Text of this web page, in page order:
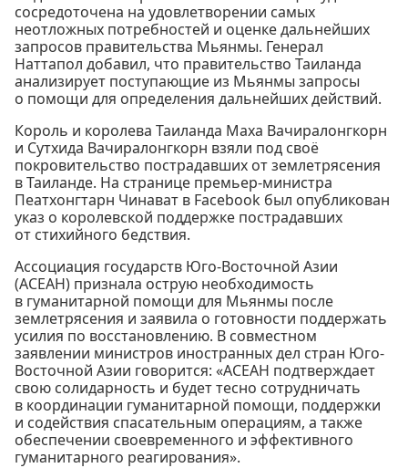
сосредоточена на удовлетворении самых
неотложных потребностей и оценке дальнейших
запросов правительства Мьянмы. Генерал
Наттапол добавил, что правительство Таиланда
анализирует поступающие из Мьянмы запросы
о помощи для определения дальнейших действий.
Король и королева Таиланда Маха Вачиралонгкорн
и Сутхида Вачиралонгкорн взяли под своё
покровительство пострадавших от землетрясения
в Таиланде. На странице премьер-министра
Пеатхонгтарн Чинават в Facebook был опубликован
указ о королевской поддержке пострадавших
от стихийного бедствия.
Ассоциация государств Юго-Восточной Азии
(АСЕАН) признала острую необходимость
в гуманитарной помощи для Мьянмы после
землетрясения и заявила о готовности поддержать
усилия по восстановлению. В совместном
заявлении министров иностранных дел стран Юго-
Восточной Азии говорится: «АСЕАН подтверждает
свою солидарность и будет тесно сотрудничать
в координации гуманитарной помощи, поддержки
и содействия спасательным операциям, а также
обеспечении своевременного и эффективного
гуманитарного реагирования».